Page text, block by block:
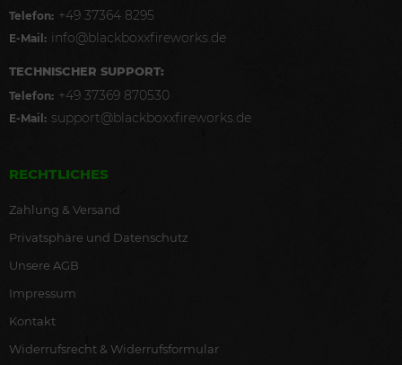
Telefon: +49 37364 8295
E-Mail: info@blackboxxfireworks.de
TECHNISCHER SUPPORT:
Telefon: +49 37369 870530
E-Mail: support@blackboxxfireworks.de
RECHTLICHES
Zahlung & Versand
Privatsphäre und Datenschutz
Unsere AGB
Impressum
Kontakt
Widerrufsrecht & Widerrufsformular